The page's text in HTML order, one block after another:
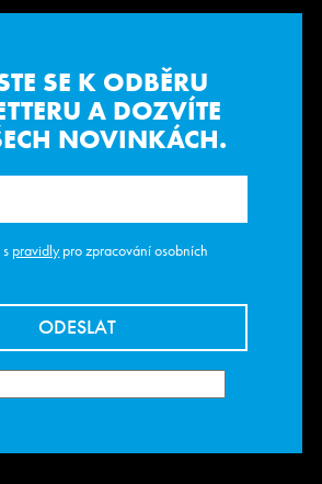
SE K ODBĚRU
A DOZVÍTE
NOVINKÁCH.
pravidlypro zpracování osobních